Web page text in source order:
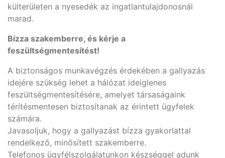
külterületen a nyesedék az ingatlantulajdonosnál
marad.
Bízza szakemberre, és kérje a
feszültségmentesítést!
A biztonságos munkavégzés érdekében a gallyazás
idejére szükség lehet a hálózat ideiglenes
feszültségmentesítésére, amelyet társaságaink
térítésmentesen biztosítanak az érintett ügyfelek
számára.
Javasoljuk, hogy a gallyazást bízza gyakorlattal
rendelkező, minősített szakemberre.
Telefonos ügyfélszolgálatunkon készséggel adunk